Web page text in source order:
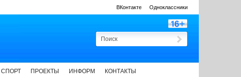
ВКонтакте Одноклассники
СПОРТ ПРОЕКТЫ ИНФОРМ КОНТАКТЫ